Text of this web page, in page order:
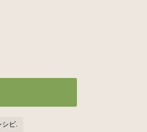
ピ.